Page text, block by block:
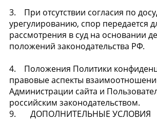
3. При отсутствии согласия по
урегулированию, спор передается
рассмотрения в суд на основании
положений законодательства РФ.
4. Положения Политики
правовые аспекты
Администрации сайта и
российским законодательством.
9. ДОПОЛНИТЕЛЬНЫЕ УСЛОВИЯ